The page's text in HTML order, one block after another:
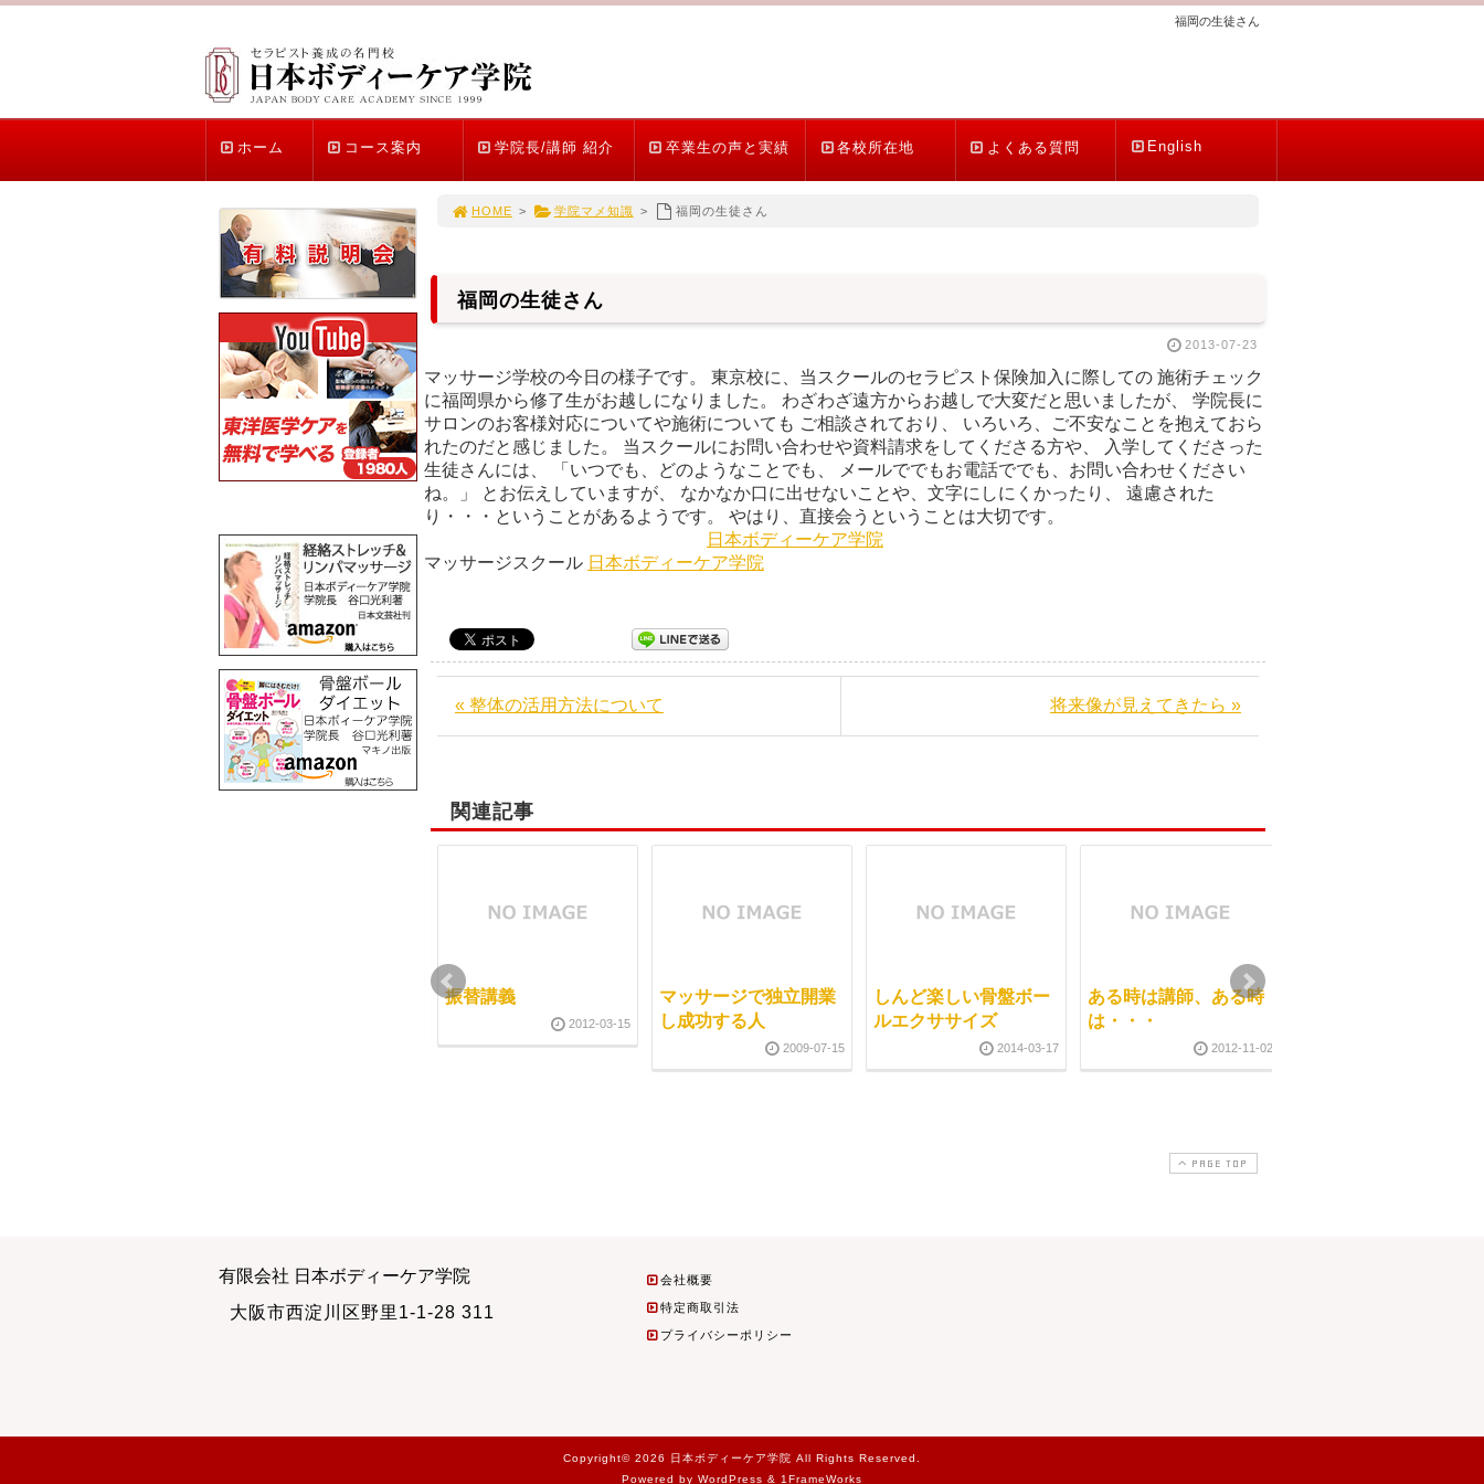
福岡の生徒さん
ホーム コース案内 学院長/講師 紹介 卒業生の声と実績 各校所在地 よくある質問 English
HOME > 学院マメ知識 > 福岡の生徒さん
福岡の生徒さん
2013-07-23
マッサージ学校の今日の様子です。 東京校に、当スクールのセラピスト保険加入に際しての 施術チェック
に福岡県から修了生がお越しになりました。 わざわざ遠方からお越しで大変だと思いましたが、 学院長に
サロンのお客様対応についてや施術についても ご相談されており、 いろいろ、ご不安なことを抱えておら
れたのだと感じました。 当スクールにお問い合わせや資料請求をしてくださる方や、 入学してくださった
生徒さんには、 「いつでも、どのようなことでも、 メールででもお電話ででも、お問い合わせください
ね。」 とお伝えしていますが、 なかなか口に出せないことや、文字にしにくかったり、 遠慮された
り・・・ということがあるようです。 やはり、直接会うということは大切です。
日本ボディーケア学院
マッサージスクール 日本ボディーケア学院
« 整体の活用方法について 将来像が見えてきたら »
関連記事
振替講義
2012-03-15
マッサージで独立開業
し成功する人
2009-07-15
しんど楽しい骨盤ボー
ルエクササイズ
2014-03-17
ある時は講師、ある時
は・・・
2012-11-02
経絡リフレクソロジー
2013-09-14
PAGE TOP
有限会社 日本ボディーケア学院
大阪市西淀川区野里1-1-28 311
会社概要
特定商取引法
プライバシーポリシー
Copyright© 2026 日本ボディーケア学院 All Rights Reserved.
Powered by WordPress & 1FrameWorks